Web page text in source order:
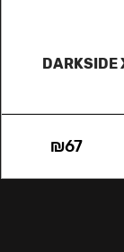
DARKSIDE
₪67